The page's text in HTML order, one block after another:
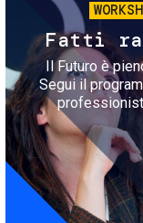
Fatti
Il Futuro è
Segui il